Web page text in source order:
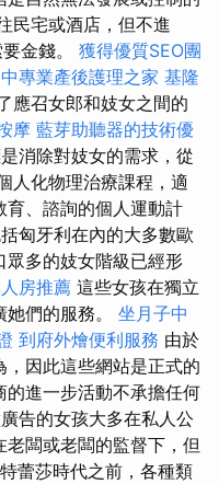
民宅或酒店，但不進
金錢。 獲得優質SEO團
專業產後護理之家 基隆
應召女郎和妓女之間的
摩 藍芽助聽器的技術優
消除對妓女的需求，從
人化物理治療課程，適
育、諮詢的個人運動計
匈牙利在內的大多數歐
眾多的妓女階級已經形
房推薦 這些女孩在獨立
們的服務。 坐月子中
到府外燴便利服務 由於
因此這些網站是正式的
進一步活動不承擔任何
告的女孩大多在私人公
闆或老闆的監督下，但
蕾莎時代之前，各種類